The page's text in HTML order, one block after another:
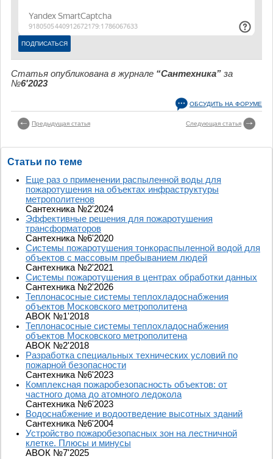
Статья опубликована в журнале “Сантехника” за
№6'2023
ОБСУДИТЬ НА ФОРУМЕ
Предыдущая статья Следующая статья
Статьи по теме
Еще раз о применении распыленной воды для
пожаротушения на объектах инфраструктуры
метрополитенов
Сантехника №2'2024
Эффективные решения для пожаротушения
трансформаторов
Сантехника №6'2020
Системы пожаротушения тонкораспыленной водой для
объектов с массовым пребыванием людей
Сантехника №2'2021
Системы пожаротушения в центрах обработки данных
Сантехника №2'2026
Теплонасосные системы теплохладоснабжения
объектов Московского метрополитена
АВОК №1'2018
Теплонасосные системы теплохладоснабжения
объектов Московского метрополитена
АВОК №2'2018
Разработка специальных технических условий по
пожарной безопасности
Сантехника №6'2023
Комплексная пожаробезопасность объектов: от
частного дома до атомного ледокола
Сантехника №6'2023
Водоснабжение и водоотведение высотных зданий
Сантехника №6'2004
Устройство пожаробезопасных зон на лестничной
клетке. Плюсы и минусы
АВОК №7'2025